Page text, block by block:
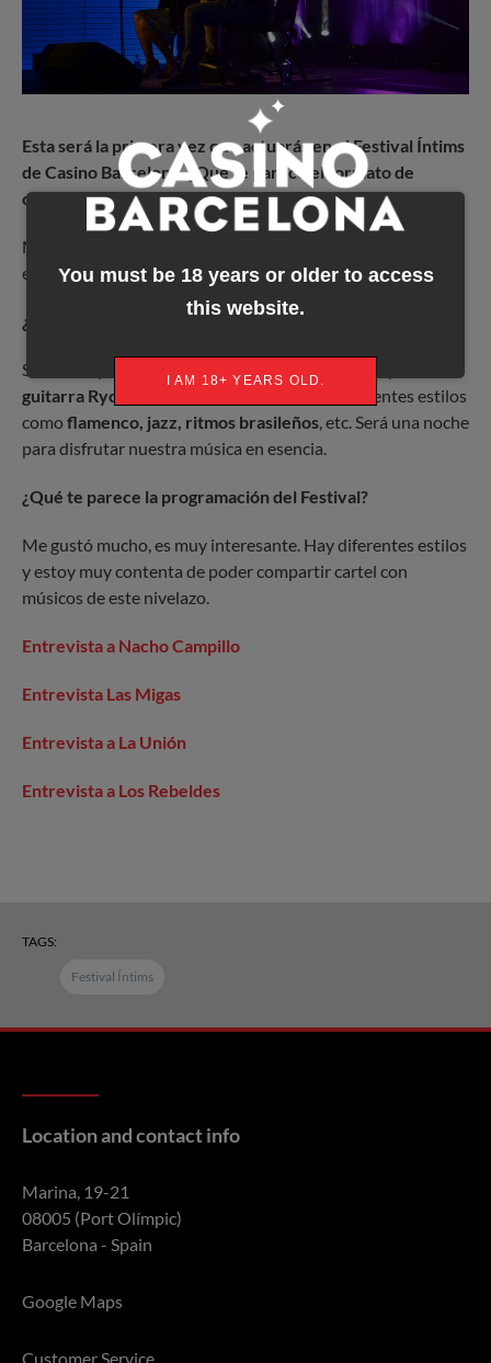
Esta será la primera vez que actuarás en el Festival Íntims
de Casino Barcelona.¿Qué te parece el formato de
cena+concierto en acústico?
Me parece un formato muy bonito. La gran proximidad con
el público ayuda a que se cree una magia muy especial.
¿Qué espectáculo se encontrará el público?
Será un espectáculo muy íntimo a base de mi voz y de la
guitarra Rycardo Moreno
. Fusionaremos diferentes estilos
comoflamenco, jazz, ritmos brasileños , etc. Será una noche
para disfrutar nuestra música en esencia.
¿Qué te parece la programación del Festival?
Me gustó mucho, es muy interesante. Hay diferentes estilos
y estoy muy contenta de poder compartir cartel con
músicos de este nivelazo.
Entrevista a Nacho Campillo
Entrevista Las Migas
Entrevista a La Unión
Entrevista a Los Rebeldes
TAGS:
Festival Íntims
Location and contact info
Marina, 19-21
08005 (Port Olímpic)
Barcelona - Spain
Google Maps
Customer Service
You must be 18 years or older to access
this website.
I AM 18+ YEARS OLD.